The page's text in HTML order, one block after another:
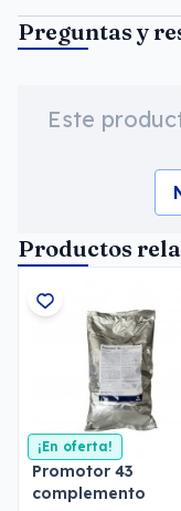
Preguntas y
Este
Productos
¡En oferta!
Promotor 43
complemento